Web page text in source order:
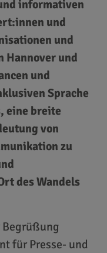
informativen
und
und
Hannover und
und
Sprache
eine breite
von
zu
des Wandels
Begrüßung
für Presse- und